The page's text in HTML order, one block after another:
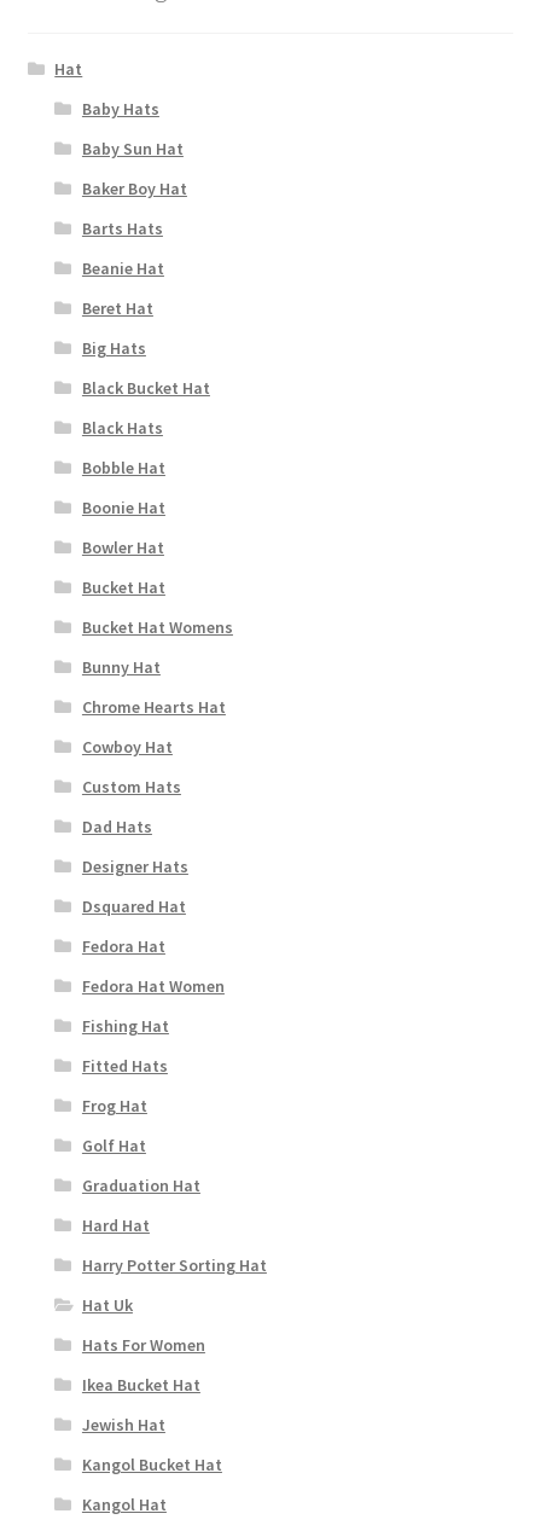
Hat
Baby Hats
Baby Sun Hat
Baker Boy Hat
Barts Hats
Beanie Hat
Beret Hat
Big Hats
Black Bucket Hat
Black Hats
Bobble Hat
Boonie Hat
Bowler Hat
Bucket Hat
Bucket Hat Womens
Bunny Hat
Chrome Hearts Hat
Cowboy Hat
Custom Hats
Dad Hats
Designer Hats
Dsquared Hat
Fedora Hat
Fedora Hat Women
Fishing Hat
Fitted Hats
Frog Hat
Golf Hat
Graduation Hat
Hard Hat
Harry Potter Sorting Hat
Hat Uk
Hats For Women
Ikea Bucket Hat
Jewish Hat
Kangol Bucket Hat
Kangol Hat